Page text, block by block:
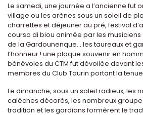
Le samedi, une journée a l’ancienne fut
village ou les arènes sous un soleil de
charrettes et déjeuner au pré, festival
courso di biou animée par les musiciens
de la Gardounenque... les taureaux et
l’honneur ! une plaque souvenir en
bénévoles du CTM fut dévoilée devant
membres du Club Taurin portant la
Le dimanche, sous un soleil radieux, les
calèches décorés, les nombreux
tradition et les gardians formèrent le